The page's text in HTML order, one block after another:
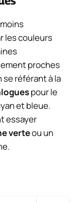
les couleurs
proches
se référant à la
pour le
et bleue.
essayer
verteou un